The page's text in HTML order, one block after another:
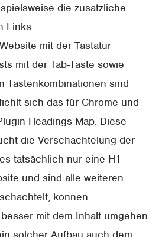
die zusätzliche
Links.
mit der Tastatur
mit der Tab-Taste sowie
Tastenkombinationen sind
sich das für Chrome und
Headings Map. Diese
die Verschachtelung der
tatsächlich nur eine H1-
und sind alle weiteren
können
mit dem Inhalt umgehen.